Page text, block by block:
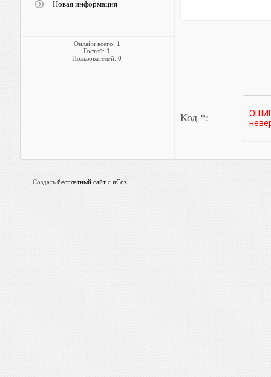
Новая информация
Онлайн всего: 1
Гостей: 1
Пользователей: 0
Код *:
Создать бесплатный сайт с uCoz